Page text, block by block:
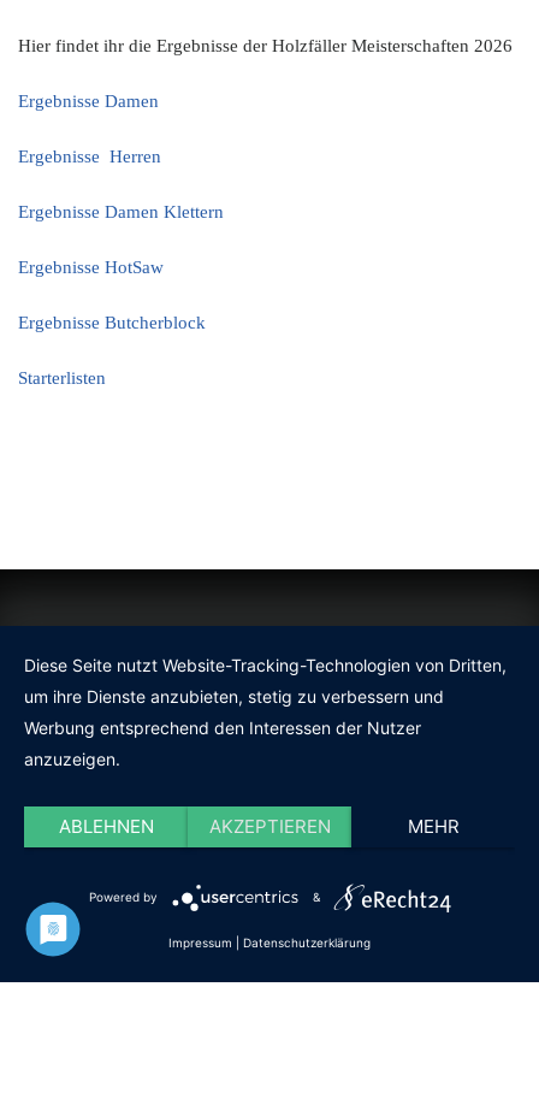
Hier findet ihr die Ergebnisse der Holzfäller Meisterschaften 2026
Ergebnisse Damen
Ergebnisse Herren
Ergebnisse Damen Klettern
Ergebnisse HotSaw
Ergebnisse Butcherblock
Starterlisten
RSV Home
Impressum
Datenschutz und Disclaimer
© Copyright RSV Schuttertal 2018.
Diese Seite nutzt Website-Tracking-Technologien von Dritten,
um ihre Dienste anzubieten, stetig zu verbessern und
Werbung entsprechend den Interessen der Nutzer
anzuzeigen.
ABLEHNEN AKZEPTIEREN MEHR
Powered by &
Impressum Datenschutzerklärung